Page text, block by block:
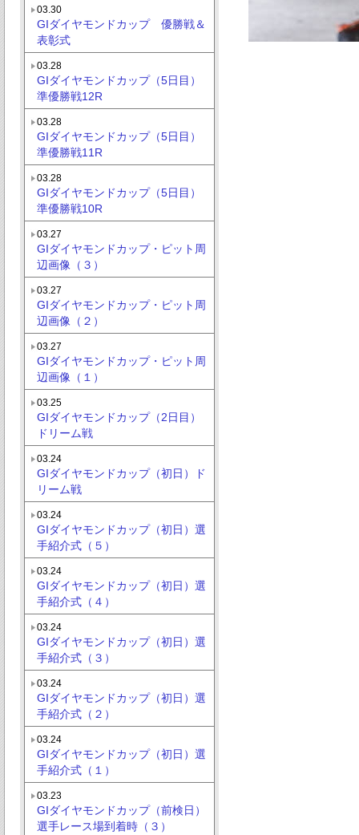
03.30
GIダイヤモンドカップ 優勝戦＆
表彰式
03.28
GIダイヤモンドカップ（5日目）
準優勝戦12R
03.28
GIダイヤモンドカップ（5日目）
準優勝戦11R
03.28
GIダイヤモンドカップ（5日目）
準優勝戦10R
03.27
GIダイヤモンドカップ・ピット周
辺画像（３）
03.27
GIダイヤモンドカップ・ピット周
辺画像（２）
03.27
GIダイヤモンドカップ・ピット周
辺画像（１）
03.25
GIダイヤモンドカップ（2日目）
ドリーム戦
03.24
GIダイヤモンドカップ（初日）ド
リーム戦
03.24
GIダイヤモンドカップ（初日）選
手紹介式（５）
03.24
GIダイヤモンドカップ（初日）選
手紹介式（４）
03.24
GIダイヤモンドカップ（初日）選
手紹介式（３）
03.24
GIダイヤモンドカップ（初日）選
手紹介式（２）
03.24
GIダイヤモンドカップ（初日）選
手紹介式（１）
03.23
GIダイヤモンドカップ（前検日）
選手レース場到着時（３）